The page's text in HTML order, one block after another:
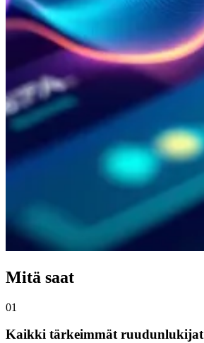
Mitä saat
01
Kaikki tärkeimmät ruudunlukijat